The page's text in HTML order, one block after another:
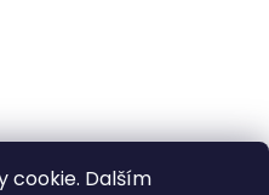
cookie. Dalším